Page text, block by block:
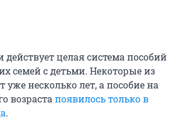
действует целая система пособий
семей с детьми. Некоторые из
уже несколько лет, а пособие на
возрастапоявилось только в
.